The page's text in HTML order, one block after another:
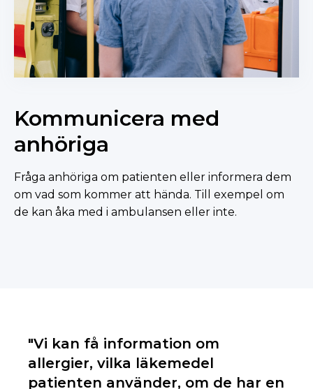
Kommunicera med
anhöriga
Fråga anhöriga om patienten eller informera dem
om vad som kommer att hända. Till exempel om
de kan åka med i ambulansen eller inte.
"Vi kan få information om
allergier, vilka läkemedel
patienten använder, om de har en